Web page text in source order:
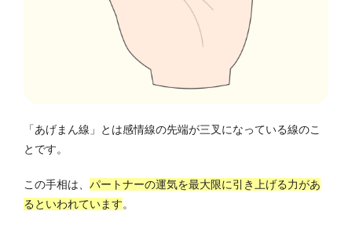
「あげまん線」とは感情線の先端が三叉になっている線のこ
とです。
この手相は、 パートナーの運気を最大限に引き上げる力があ
るといわれています。